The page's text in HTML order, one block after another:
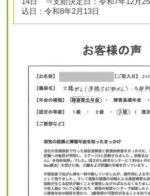
込日：令和8年2月13日